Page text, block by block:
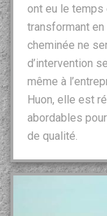
ont eu le temps
transformant en
cheminée ne
d’intervention
même à
Huon, elle est
abordables
de qualité.